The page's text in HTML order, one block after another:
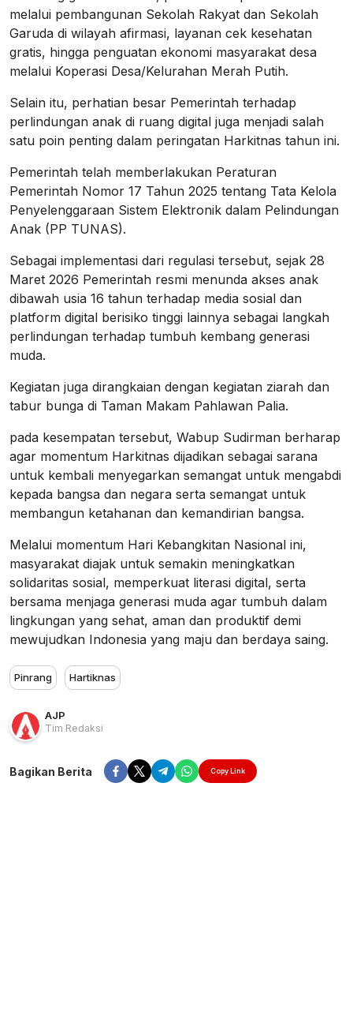
melalui pembangunan Sekolah Rakyat dan Sekolah
Garuda di wilayah afirmasi, layanan cek kesehatan
gratis, hingga penguatan ekonomi masyarakat desa
melalui Koperasi Desa/Kelurahan Merah Putih.
Selain itu, perhatian besar Pemerintah terhadap
perlindungan anak di ruang digital juga menjadi salah
satu poin penting dalam peringatan Harkitnas tahun ini.
Pemerintah telah memberlakukan Peraturan
Pemerintah Nomor 17 Tahun 2025 tentang Tata Kelola
Penyelenggaraan Sistem Elektronik dalam Pelindungan
Anak (PP TUNAS).
Sebagai implementasi dari regulasi tersebut, sejak 28
Maret 2026 Pemerintah resmi menunda akses anak
dibawah usia 16 tahun terhadap media sosial dan
platform digital berisiko tinggi lainnya sebagai langkah
perlindungan terhadap tumbuh kembang generasi
muda.
Kegiatan juga dirangkaian dengan kegiatan ziarah dan
tabur bunga di Taman Makam Pahlawan Palia.
pada kesempatan tersebut, Wabup Sudirman berharap
agar momentum Harkitnas dijadikan sebagai sarana
untuk kembali menyegarkan semangat untuk mengabdi
kepada bangsa dan negara serta semangat untuk
membangun ketahanan dan kemandirian bangsa.
Melalui momentum Hari Kebangkitan Nasional ini,
masyarakat diajak untuk semakin meningkatkan
solidaritas sosial, memperkuat literasi digital, serta
bersama menjaga generasi muda agar tumbuh dalam
lingkungan yang sehat, aman dan produktif demi
mewujudkan Indonesia yang maju dan berdaya saing.
Pinrang Hartiknas
AJP
Tim Redaksi
Bagikan Berita Copy Link